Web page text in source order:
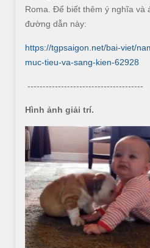
Roma. Để biết thêm ý nghĩa và
đường dẫn này:
https://tgpsaigon.net/bai-viet/
muc-tieu-va-sang-kien-62928
--------------------------------------
Hình ảnh giải trí.